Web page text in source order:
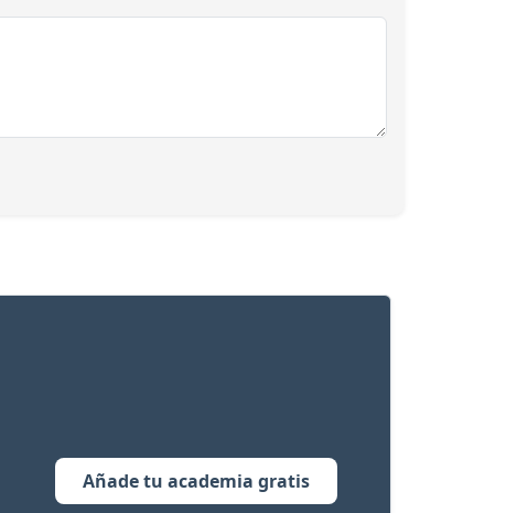
Añade tu academia gratis